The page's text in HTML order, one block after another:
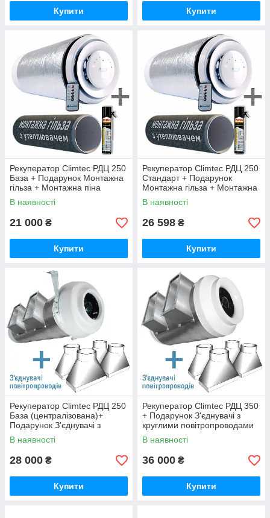
Купити Купити
Рекуператор Climtec РДЦ 250
База + Подарунок Монтажна
гільза + Монтажна піна
В наявності
21 000 ₴
Купити
Рекуператор Climtec РДЦ 250
Стандарт + Подарунок
Монтажна гільза + Монтажна
піна
В наявності
26 598 ₴
Купити
Рекуператор Climtec РДЦ 250
База (централізована)+
Подарунок З'єднувачі з
круглими повітропроводами
4 шт
В наявності
28 000 ₴
Купити
Рекуператор Climtec РДЦ 350
+ Подарунок З'єднувачі з
круглими повітропроводами
4 шт
В наявності
36 000 ₴
Купити